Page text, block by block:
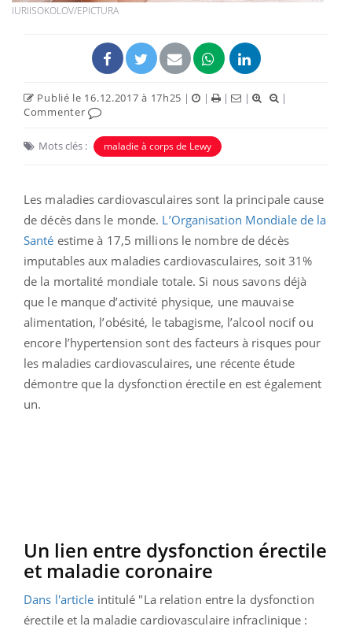
IURIISOKOLOV/EPICTURA
Publié le 16.12.2017 à 17h25 | | | |
|
Commenter
Mots clés : maladie à corps de Lewy
Les maladies cardiovasculaires sont la principale cause
de décès dans le monde. L’Organisation Mondiale de la
Santé estime à 17,5 millions le nombre de décès
imputables aux maladies cardiovasculaires, soit 31%
de la mortalité mondiale totale. Si nous savons déjà
que le manque d’activité physique, une mauvaise
alimentation, l’obésité, le tabagisme, l’alcool nocif ou
encore l’hypertension sont des facteurs à risques pour
les maladies cardiovasculaires, une récente étude
démontre que la dysfonction érectile en est également
un.
Un lien entre dysfonction érectile
et maladie coronaire
Dans l'article intitulé "La relation entre la dysfonction
érectile et la maladie cardiovasculaire infraclinique :